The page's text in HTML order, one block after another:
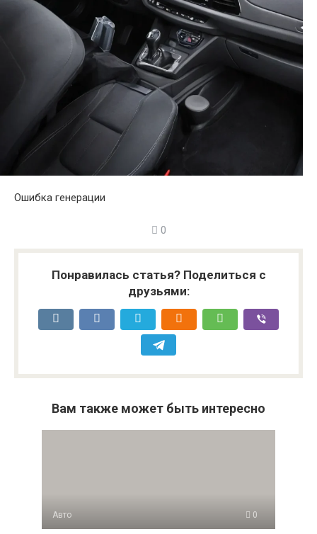
Ошибка генерации
0
Понравилась статья? Поделиться с
друзьями:
Вам также может быть интересно
Авто 0